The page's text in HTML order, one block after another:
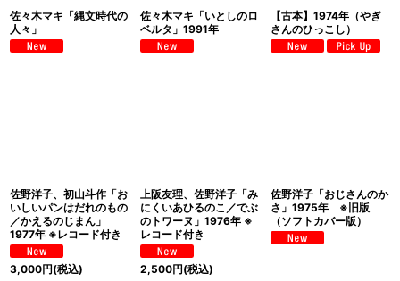
佐々木マキ「縄文時代の
人々」
佐々木マキ「いとしのロ
ベルタ」1991年
【古本】1974年（やぎ
さんのひっこし）
佐野洋子、初山斗作「お
いしいパンはだれのもの
／かえるのじまん」
1977年 ※レコード付き
3,000円(税込)
上阪友理、佐野洋子「み
にくいあひるのこ／でぶ
のトワーヌ」1976年 ※
レコード付き
2,500円(税込)
佐野洋子「おじさんのか
さ」1975年 ※旧版
（ソフトカバー版）